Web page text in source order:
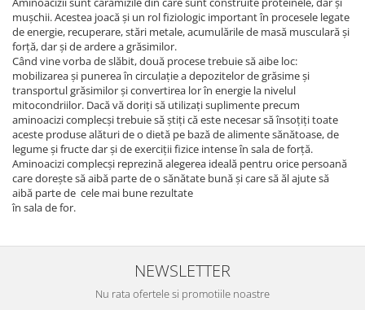
mușchii. Acestea joacă și un rol fiziologic important în procesele legate
de energie, recuperare, stări metale, acumulările de masă musculară și
forță, dar și de ardere a grăsimilor.
Când vine vorba de slăbit, două procese trebuie să aibe loc:
mobilizarea și punerea în circulație a depozitelor de grăsime și
transportul grăsimilor și convertirea lor în energie la nivelul
mitocondriilor. Dacă vă doriți să utilizați suplimente precum
aminoacizi complecși trebuie să știți că este necesar să însoțiți toate
aceste produse alături de o dietă pe bază de alimente sănătoase, de
legume și fructe dar și de exerciții fizice intense în sala de forță.
Aminoacizi complecși reprezină alegerea ideală pentru orice persoană
care dorește să aibă parte de o sănătate bună și care să ăl ajute să
aibă parte de cele mai bune rezultate
în sala de for.
NEWSLETTER
Nu rata ofertele si promotiile noastre